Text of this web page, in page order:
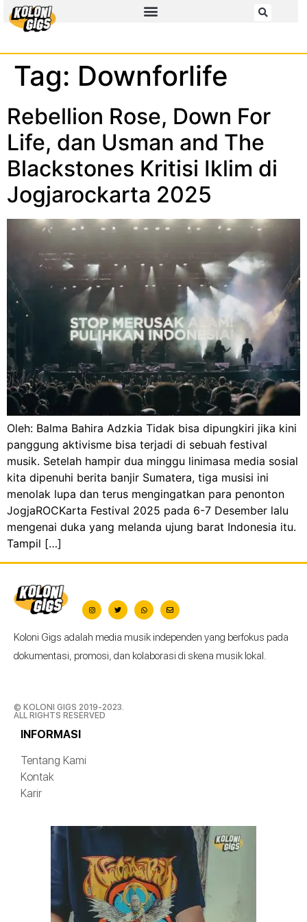
Tag: Downforlife
Rebellion Rose, Down For
Life, dan Usman and The
Blackstones Kritisi Iklim di
Jogjarockarta 2025
Oleh: Balma Bahira Adzkia Tidak bisa dipungkiri jika kini
panggung aktivisme bisa terjadi di sebuah festival
musik. Setelah hampir dua minggu linimasa media sosial
kita dipenuhi berita banjir Sumatera, tiga musisi ini
menolak lupa dan terus mengingatkan para penonton
JogjaROCKarta Festival 2025 pada 6-7 Desember lalu
mengenai duka yang melanda ujung barat Indonesia itu.
Tampil […]
Koloni Gigs adalah media musik independen yang berfokus pada
dokumentasi, promosi, dan kolaborasi di skena musik lokal.
© KOLONI GIGS 2019-2023.
ALL RIGHTS RESERVED
INFORMASI
Tentang Kami
Kontak
Karir